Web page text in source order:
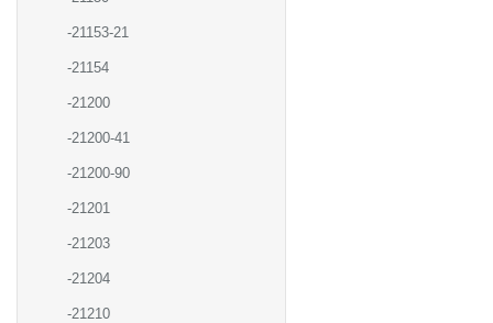
-21153-21
-21154
-21200
-21200-41
-21200-90
-21201
-21203
-21204
-21210